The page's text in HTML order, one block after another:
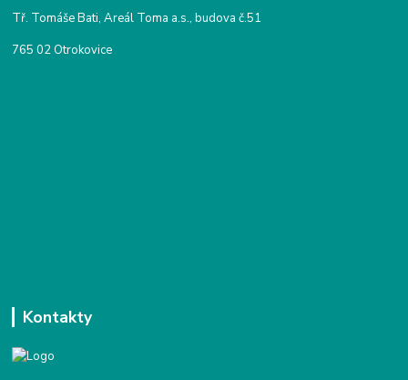
Tř. Tomáše Bati, Areál Toma a.s., budova č.51
765 02 Otrokovice
Kontakty